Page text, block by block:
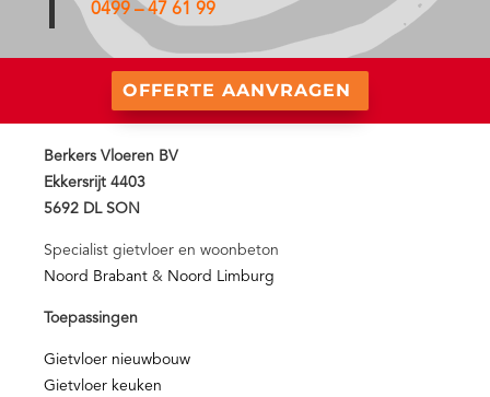
0499 – 47 61 99
OFFERTE AANVRAGEN
Berkers Vloeren BV
Ekkersrijt 4403
5692 DL SON
Specialist gietvloer en woonbeton
Noord Brabant & Noord Limburg
Toepassingen
Gietvloer nieuwbouw
Gietvloer keuken